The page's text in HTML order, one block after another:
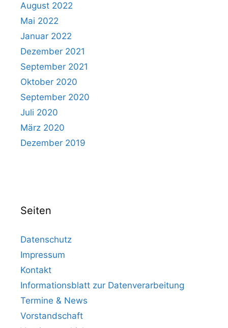
August 2022
Mai 2022
Januar 2022
Dezember 2021
September 2021
Oktober 2020
September 2020
Juli 2020
März 2020
Dezember 2019
Seiten
Datenschutz
Impressum
Kontakt
Informationsblatt zur Datenverarbeitung
Termine & News
Vorstandschaft